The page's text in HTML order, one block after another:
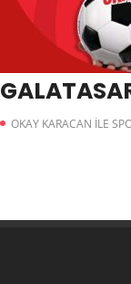
OKAY KARACAN İLE